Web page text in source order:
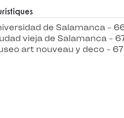
de Salamanca -
vieja de Salamanca -
art nouveau y deco -